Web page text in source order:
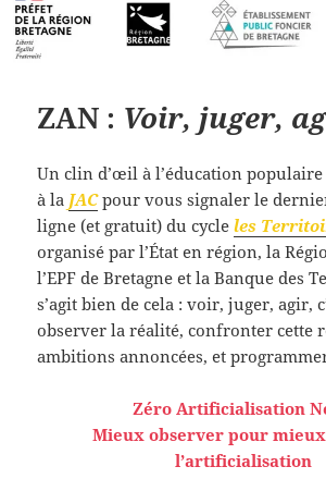
ZAN : Voir, juger,
Un clin d’œil à l’éducation
à la JACpour vous signaler le
ligne (et gratuit) du cycleles
organisé par l’État en région, la
l’EPF de Bretagne et la Banque des
s’agit bien de cela : voir, juger, agir,
observer la réalité, confronter cette
ambitions annoncées, et
Zéro Artificialisation
Mieux observer pour
l’artificialisation